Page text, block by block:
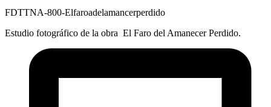
FDTTNA-800-Elfaroadelamancerperdido
Estudio fotográfico de la obra El Faro del Amanecer Perdido.